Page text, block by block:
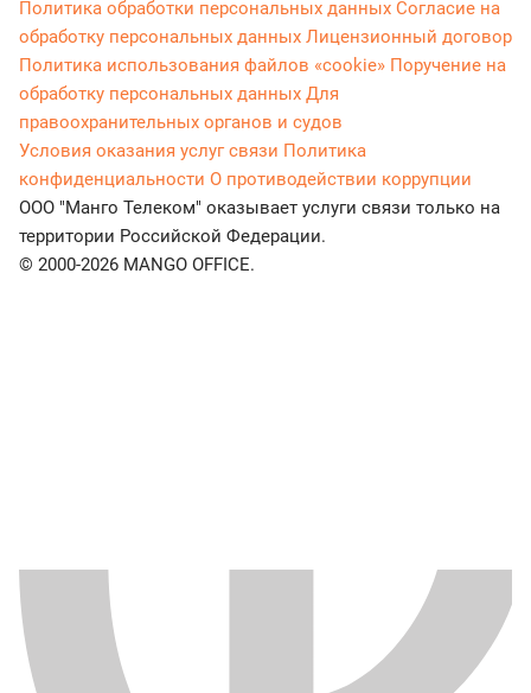
Политика обработки персональных данных Согласие на
обработку персональных данных Лицензионный договор
Политика использования файлов «cookie» Поручение на
обработку персональных данных Для
правоохранительных органов и судов
Условия оказания услуг связи Политика
конфиденциальности О противодействии коррупции
ООО "Манго Телеком" оказывает услуги связи только на
территории Российской Федерации.
© 2000-2026 MANGO OFFICE.